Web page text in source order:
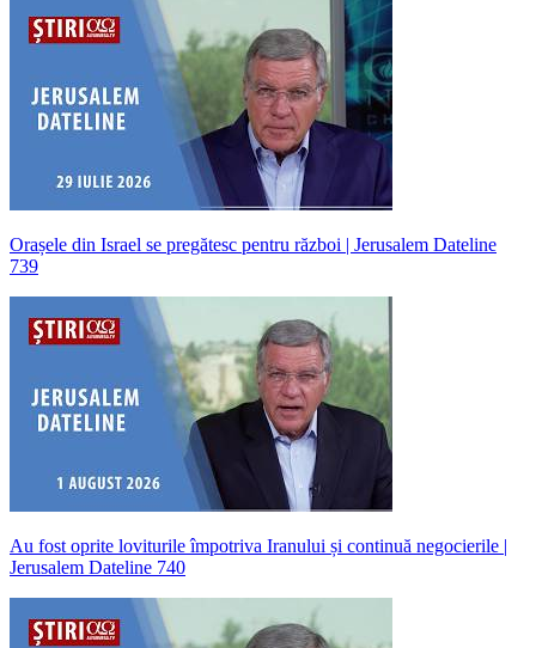
Orașele din Israel se pregătesc pentru război | Jerusalem Dateline
739
Au fost oprite loviturile împotriva Iranului și continuă negocierile |
Jerusalem Dateline 740